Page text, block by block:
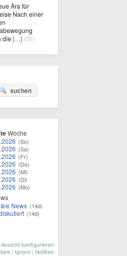
Ära für
Nach einer
die […] (00)
suchen
Woche
(So)
(Sa)
(Fr)
(Do)
(Mi)
(Di)
(Mo)
News (14d)
(14d)
konfigurieren
| Ignore | Notifies